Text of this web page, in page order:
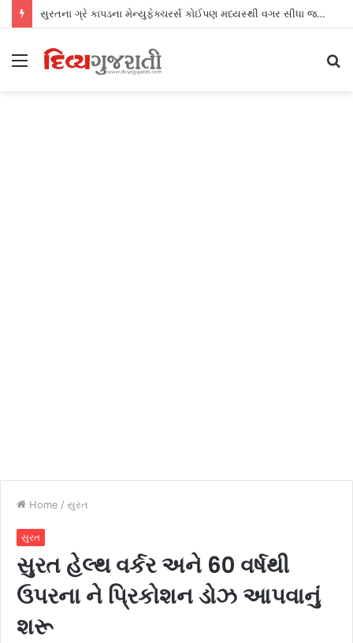
સુરતના ગ્રે કાપડના મેન્યુફેક્ચરર્સ કોઈપણ મધ્યસ્થી વગર સીધા જ શ્રીલંકાના આધુનિક ગારમેન્ટ યુનિટ્સને ફેબ્રિક એક્સપોર્ટ કરી શકશે
Menu
Home / સુરત
સુરત
સુરત હેલ્થ વર્કર અને 60 વર્ષથી
ઉપરના ને પ્રિકોશન ડોઝ આપવાનું
શરૂ